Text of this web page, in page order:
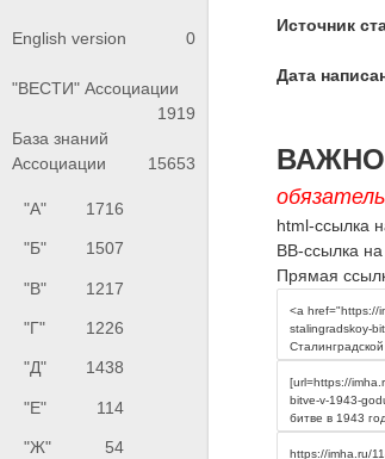
English version 0
"ВЕСТИ" Ассоциации
1919
База знаний
Ассоциации
15653
"А" 1716
"Б" 1507
"В" 1217
"Г" 1226
"Д" 1438
"Е" 114
"Ж" 54
Источник
Дата
html-ссылка
BB-ссылка
Прямая